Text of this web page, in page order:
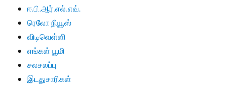
ஈ.பி.ஆர்.எல்.எவ்.
ரெலோ நியூஸ்
விடிவெள்ளி
எங்கள் பூமி
சலசலப்பு
இடதுசாரிகள்